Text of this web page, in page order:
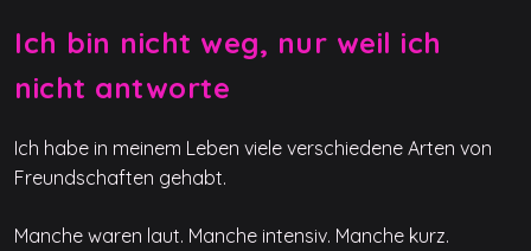
Ich bin nicht weg, nur weil ich
nicht antworte
Ich habe in meinem Leben viele verschiedene Arten von
Freundschaften gehabt.
Manche waren laut. Manche intensiv. Manche kurz.